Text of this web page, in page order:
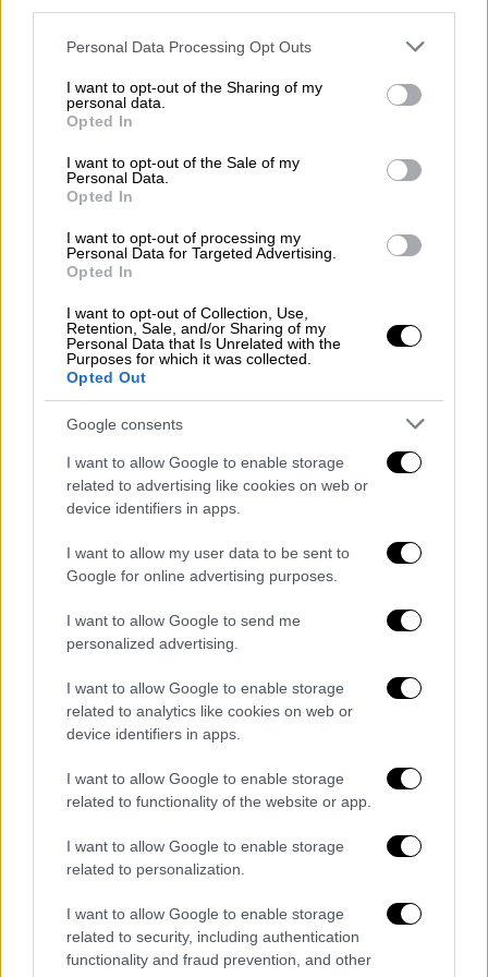
Please note that this website/app uses one or more Google
not limited to your visit or usage behaviour. You may click to
grant or deny consent to Google and its third-party tags to
use your data for below specified purposes in below Google
consent section.
Personal Data Processing Opt Outs
I want to opt-out of the Sharing of my
personal data.
Opted In
I want to opt-out of the Sale of my
Personal Data.
Opted In
I want to opt-out of processing my
Personal Data for Targeted Advertising.
Opted In
I want to opt-out of Collection, Use,
Retention, Sale, and/or Sharing of my
Personal Data that Is Unrelated with the
Purposes for which it was collected.
Opted Out
Google consents
I want to allow Google to enable storage
related to advertising like cookies on web or
device identifiers in apps.
I want to allow my user data to be sent to
Google for online advertising purposes.
I want to allow Google to send me
personalized advertising.
I want to allow Google to enable storage
related to analytics like cookies on web or
device identifiers in apps.
I want to allow Google to enable storage
related to functionality of the website or app.
I want to allow Google to enable storage
related to personalization.
I want to allow Google to enable storage
related to security, including authentication
functionality and fraud prevention, and other
Παύλος Χαϊκάλης κατά Λιάγκα και
ντροπή - Σε 2 μέρες "κόψαμε" 379
εισιτήρια»
Εκτός εαυτού εμφανίστηκε οΠαύλος
Χαϊκάληςστο «Πρωινό» το πρωί της Τρίτης
(28/12),μετά την προβολή του ρεπορτάζ που
είχε κάνει η εκπομπή της Φαίης Σκορδά και
του Γιώργου Λιάγκα, υποστηρίζοντας
θεατές δεν ξεπερνούσαν τους δέκα στην
πρεμιέρα της παράστασης «ΝικοΤΙΤΑΝΙΚΟΣ»
και ο παραγωγός ισχυριζόταν νωρίτερα ότι
ήδη είχαν κοπεί πάνω από 15.000 εισιτήρια.
«Τα πλάνα που δείξατε χθες κ. Λιάγκα στην
εκπομπή είναι από τη γενική δοκιμή. Ήρθατε
τραβήξετε πλάνα, αλλά δεν το επέτρεψε ο
παραγωγός και τους είπε πως θα τους
στείλει εκείνος δικά του. Και αυτά τα πλάνα
είπατε πως είναι από την πρεμιέρα. Άκου
δημοσιογραφική αλητεία! Επίσης, ρωτάτε
τον κόσμο για ποιους καλλιτέχνες ήρθατε να
δείτε την παράσταση;Πού το έχετε